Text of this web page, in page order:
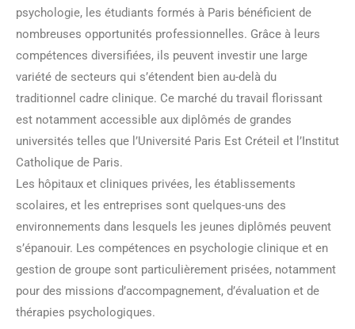
psychologie, les étudiants formés à Paris bénéficient de
nombreuses opportunités professionnelles. Grâce à leurs
compétences diversifiées, ils peuvent investir une large
variété de secteurs qui s’étendent bien au-delà du
traditionnel cadre clinique. Ce marché du travail florissant
est notamment accessible aux diplômés de grandes
universités telles que l’Université Paris Est Créteil et l’Institut
Catholique de Paris.
Les hôpitaux et cliniques privées, les établissements
scolaires, et les entreprises sont quelques-uns des
environnements dans lesquels les jeunes diplômés peuvent
s’épanouir. Les compétences en psychologie clinique et en
gestion de groupe sont particulièrement prisées, notamment
pour des missions d’accompagnement, d’évaluation et de
thérapies psychologiques.